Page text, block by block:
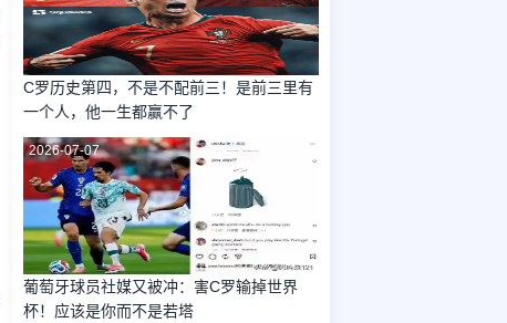
C罗历史第四，不是不配前三！是前三里有
一个人，他一生都赢不了
2026-07-07
葡萄牙球员社媒又被冲：害C罗输掉世界
杯！应该是你而不是若塔